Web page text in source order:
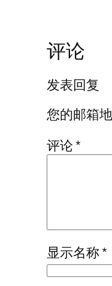
评论
发表回复
您的邮箱
评论*
显示名称*